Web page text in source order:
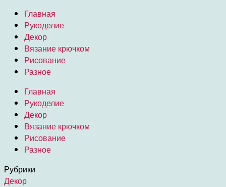
Главная
Рукоделие
Декор
Вязание крючком
Рисование
Разное
Главная
Рукоделие
Декор
Вязание крючком
Рисование
Разное
Рубрики
Декор